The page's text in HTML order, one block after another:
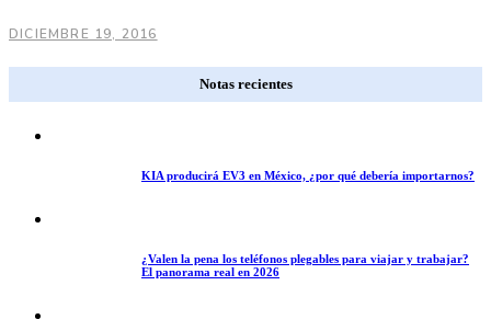
DICIEMBRE 19, 2016
Notas recientes
KIA producirá EV3 en México, ¿por qué debería importarnos?
¿Valen la pena los teléfonos plegables para viajar y trabajar?
El panorama real en 2026